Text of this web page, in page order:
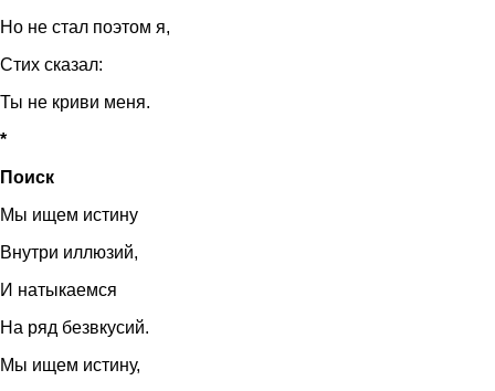
Но не стал поэтом я,
Стих сказал:
Ты не криви меня.
*
Поиск
Мы ищем истину
Внутри иллюзий,
И натыкаемся
На ряд безвкусий.
Мы ищем истину,